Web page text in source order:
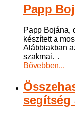
Papp
Papp Bojána,
készített a
Alábbiakban
szakmai…
Bővebben...
segítség